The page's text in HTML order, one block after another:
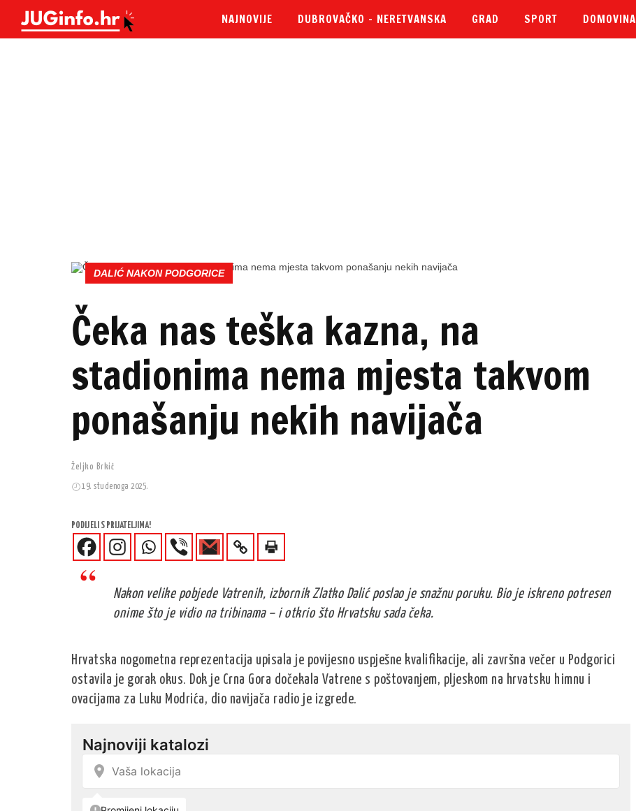
NAJNOVIJE DUBROVAČKO – NERETVANSKA GRAD SPORT DOMOVINA
DALIĆ NAKON PODGORICE
Čeka nas teška kazna, na
stadionima nema mjesta takvom
ponašanju nekih navijača
Željko Brkić
19. studenoga 2025.
PODIJELI S PRIJATELJIMA!
Nakon velike pobjede Vatrenih, izbornik Zlatko Dalić poslao je snažnu poruku. Bio je iskreno potresen
onime što je vidio na tribinama – i otkrio što Hrvatsku sada čeka.
Hrvatska nogometna reprezentacija upisala je povijesno uspješne kvalifikacije, ali završna večer u Podgorici
ostavila je gorak okus. Dok je Crna Gora dočekala Vatrene s poštovanjem, pljeskom na hrvatsku himnu i
ovacijama za Luku Modrića, dio navijača radio je izgrede.